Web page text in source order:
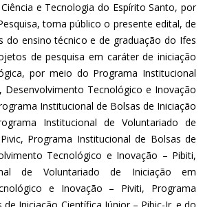
e Tecnologia do Espírito Santo, por
torna público o presente edital, de
do ensino técnico e de graduação do Ifes
de pesquisa em caráter de iniciação
por meio do Programa Institucional
Desenvolvimento Tecnológico e Inovação
Institucional de Bolsas de Iniciação
Institucional de Voluntariado de
Programa Institucional de Bolsas de
Tecnológico e Inovação – Pibiti,
de Voluntariado de Iniciação em
e Inovação – Piviti, Programa